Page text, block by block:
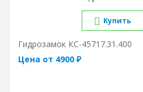
Купить
Гидрозамок КС-45717.31.400
Цена от 4900 ₽